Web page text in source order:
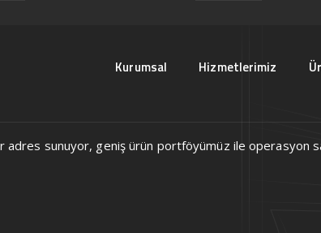
Kurumsal Hizmetlerimiz
sunuyor, geniş ürün portföyümüz ile operasyon